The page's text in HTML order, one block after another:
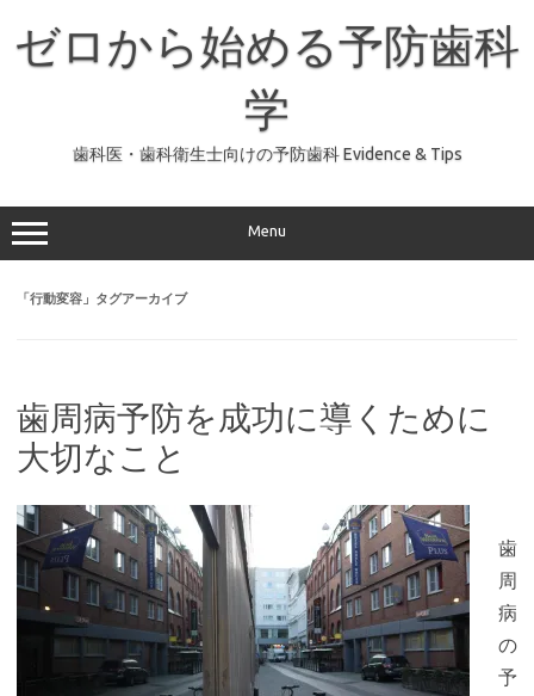
ゼロから始める予防歯科
学
歯科医・歯科衛生士向けの予防歯科 Evidence & Tips
Menu
「行動変容 」タグアーカイブ
歯周病予防を成功に導くために
大切なこと
歯
周
病
の
予